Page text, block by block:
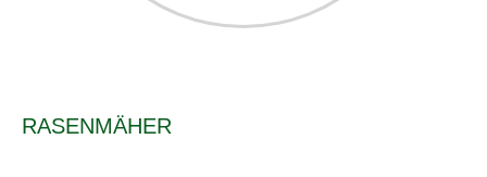
RASENMÄHER